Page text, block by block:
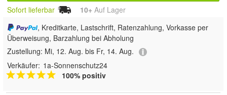
Sofort lieferbar 10+ Auf Lager
, Kreditkarte, Lastschrift, Ratenzahlung, Vorkasse per
Überweisung, Barzahlung bei Abholung
Zustellung: Mi, 12. Aug. bis Fr, 14. Aug.
Verkäufer: 1a-Sonnenschutz24
100% positiv